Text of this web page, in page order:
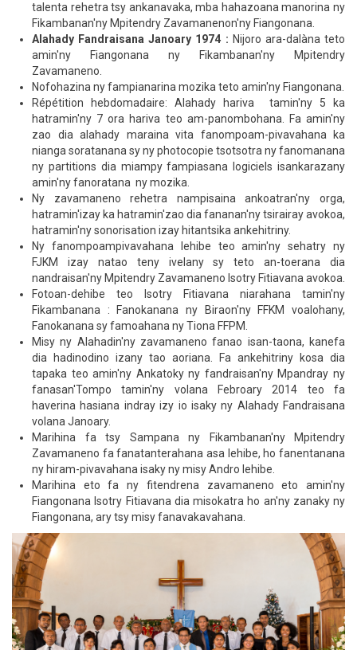
talenta rehetra tsy ankanavaka, mba hahazoana manorina ny
Fikambanan'ny Mpitendry Zavamanenon'ny Fiangonana.
Alahady Fandraisana Janoary 1974 : Nijoro ara-dalàna teto
amin'ny Fiangonana ny Fikambanan'ny Mpitendry
Zavamaneno.
Nofohazina ny fampianarina mozika teto amin'ny Fiangonana.
Répétition hebdomadaire: Alahady hariva tamin'ny 5 ka
hatramin'ny 7 ora hariva teo am-panombohana. Fa amin'ny
zao dia alahady maraina vita fanompoam-pivavahana ka
nianga soratanana sy ny photocopie tsotsotra ny fanomanana
ny partitions dia miampy fampiasana logiciels isankarazany
amin'ny fanoratana ny mozika.
Ny zavamaneno rehetra nampisaina ankoatran'ny orga,
hatramin'izay ka hatramin'zao dia fananan'ny tsirairay avokoa,
hatramin'ny sonorisation izay hitantsika ankehitriny.
Ny fanompoampivavahana lehibe teo amin'ny sehatry ny
FJKM izay natao teny ivelany sy teto an-toerana dia
nandraisan'ny Mpitendry Zavamaneno Isotry Fitiavana avokoa.
Fotoan-dehibe teo Isotry Fitiavana niarahana tamin'ny
Fikambanana : Fanokanana ny Biraon'ny FFKM voalohany,
Fanokanana sy famoahana ny Tiona FFPM.
Misy ny Alahadin'ny zavamaneno fanao isan-taona, kanefa
dia hadinodino izany tao aoriana. Fa ankehitriny kosa dia
tapaka teo amin'ny Ankatoky ny fandraisan'ny Mpandray ny
fanasan'Tompo tamin'ny volana Febroary 2014 teo fa
haverina hasiana indray izy io isaky ny Alahady Fandraisana
volana Janoary.
Marihina fa tsy Sampana ny Fikambanan'ny Mpitendry
Zavamaneno fa fanatanterahana asa lehibe, ho fanentanana
ny hiram-pivavahana isaky ny misy Andro lehibe.
Marihina eto fa ny fitendrena zavamaneno eto amin'ny
Fiangonana Isotry Fitiavana dia misokatra ho an'ny zanaky ny
Fiangonana, ary tsy misy fanavakavahana.